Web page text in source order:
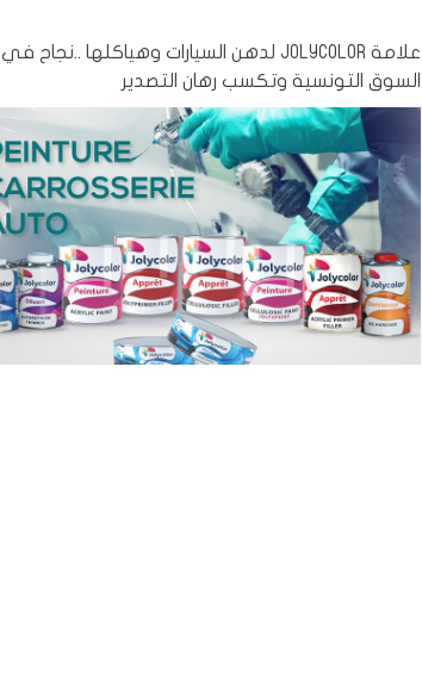
علامة JOLYCOLOR لدهن السيارات وهياكلها ..نجاح في
السوق التونسية وتكسب رهان التصدير